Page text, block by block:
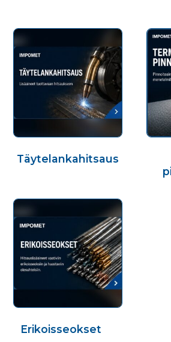
Täytelankahitsaus
Erikoisseokset